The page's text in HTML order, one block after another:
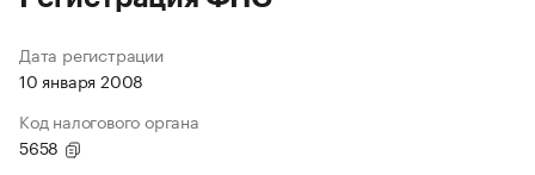
Дата регистрации
10 января 2008
Код налогового органа
5658